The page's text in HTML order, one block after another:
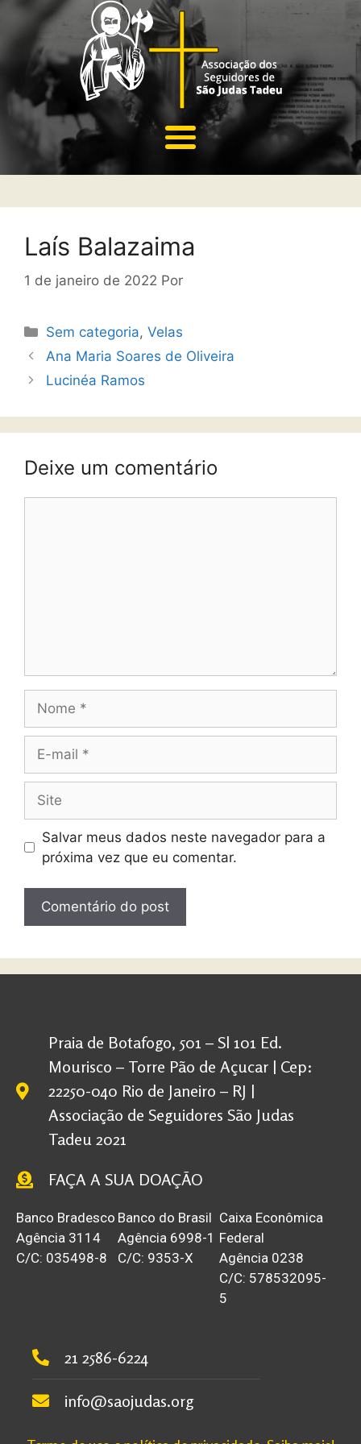
Laís Balazaima
1 de janeiro de 2022 Por
Sem categoria,Velas
Ana Maria Soares de Oliveira
Lucinéa Ramos
Deixe um comentário
Salvar meus dados neste navegador para a
próxima vez que eu comentar.
Praia de Botafogo, 501 – Sl 101 Ed.
Mourisco – Torre Pão de Açucar | Cep:
22250-040 Rio de Janeiro – RJ |
Associação de Seguidores São Judas
Tadeu 2021
FAÇA A SUA DOAÇÃO
Banco Bradesco
Agência 3114
C/C: 035498-8
Banco do Brasil
Agência 6998-1
C/C: 9353-X
Caixa Econômica
Federal
Agência 0238
C/C: 578532095-
5
21 2586-6224
info@saojudas.org